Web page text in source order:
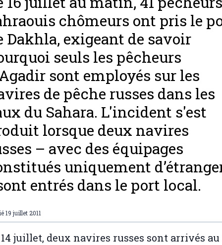
chômeurs ont pris le
Dakhla, exigeant de savoir
seuls les pêcheurs
sont employés sur les
de pêche russes dans les
du Sahara. L'incident s'est
lorsque deux navires
– avec des équipages
uniquement
entrés dans le port local.
19 juillet 2011
juillet, deux navires russes sont arrivés au